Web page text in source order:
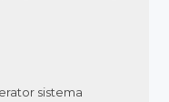
sistema